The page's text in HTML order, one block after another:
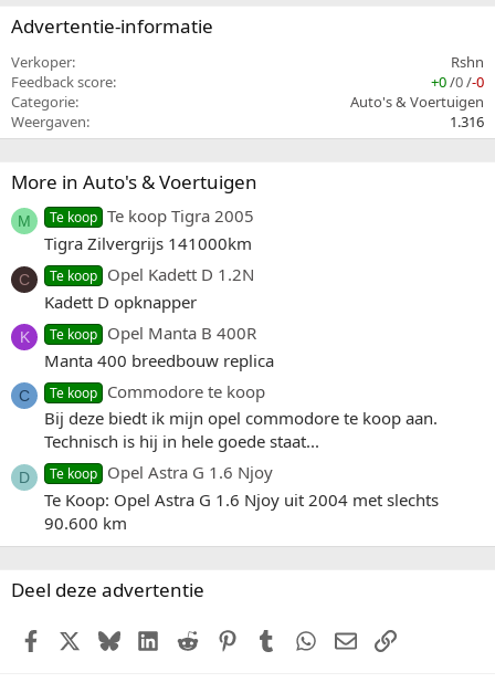
Advertentie-informatie
Verkoper
Rshn
Feedback score
+0/0/-0
Categorie
Auto's & Voertuigen
Weergaven
1.316
More in Auto's & Voertuigen
M Te koop Te koop Tigra 2005
Tigra Zilvergrijs 141000km
C Te koop Opel Kadett D 1.2N
Kadett D opknapper
K Te koop Opel Manta B 400R
Manta 400 breedbouw replica
C Te koop Commodore te koop
Bij deze biedt ik mijn opel commodore te koop aan.
Technisch is hij in hele goede staat...
D Te koop Opel Astra G 1.6 Njoy
Te Koop: Opel Astra G 1.6 Njoy uit 2004 met slechts
90.600 km
Deel deze advertentie
FacebookX (Twitter)
BlueskyLinkedIn
Reddit PinterestTumblr WhatsApp
E-mailLink